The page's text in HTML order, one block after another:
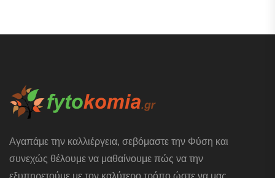
Αγαπάμε την καλλιέργεια, σεβόμαστε την Φύση και
συνεχώς θέλουμε να μαθαίνουμε πώς να την
εξυπηρετούμε με τον καλύτερο τρόπο ώστε να μας